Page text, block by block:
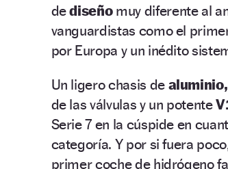
dediseñomuy diferente al
vanguardistas como el
por Europa y un inédito
Un ligero chasis de aluminio,
de las válvulas y un potente
Serie 7 en la cúspide en
categoría. Y por si fuera
primer coche de hidrógeno